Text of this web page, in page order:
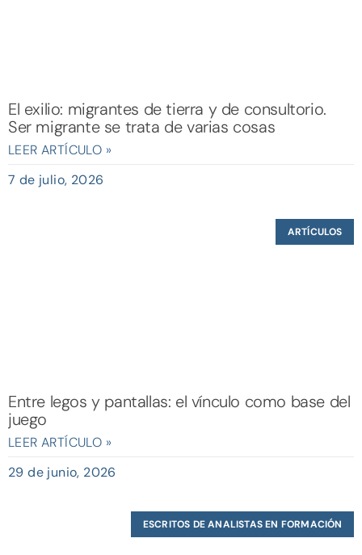
El exilio: migrantes de tierra y de consultorio.
Ser migrante se trata de varias cosas
LEER ARTÍCULO »
7 de julio, 2026
ARTÍCULOS
Entre legos y pantallas: el vínculo como base del
juego
LEER ARTÍCULO »
29 de junio, 2026
ESCRITOS DE ANALISTAS EN FORMACIÓN